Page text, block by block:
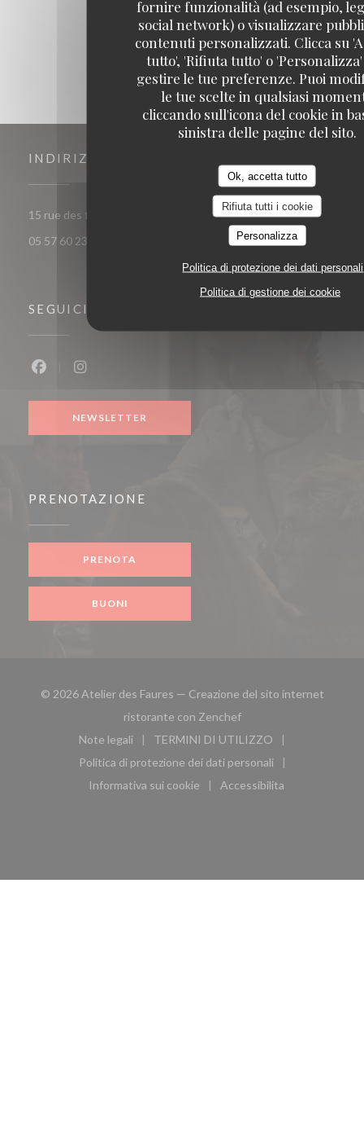
fornire funzionalità (ad esempio,
social network) o visualizzare
contenuti personalizzati. Clicca su
tutto', 'Rifiuta tutto' o
gestire le tue preferenze. Puoi
le tue scelte in qualsiasi
cliccando sull'icona del cookie in
sinistra delle pagine del sito.
Ok, accetta tutto
Rifiuta tutti i cookie
Personalizza
Politica di protezione dei dati personali
Politica di gestione dei cookie
INDIRIZZO
15 rue des frères Bonie 33000 Bordeaux((apre una nuova finestra))
05 57 60 23 56
SEGUICI
NEWSLETTER
PRENOTAZIONE
PRENOTA
BUONI
© 2026 Atelier des Faures — Creazione del sito internet
ristorante con Zenchef((apre una nuova
Note legali
((apre una nuova finestra))
TERMINI DI UTILIZZO
((apre una nuova finestra))
Politica di protezione dei dati personali
((apre una nuova finestra))
Informativa sui cookie
((apre una nuova finestra))
Accessibilita